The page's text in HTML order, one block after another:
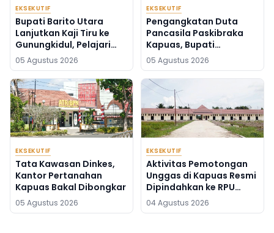
EKSEKUTIF
Bupati Barito Utara
Lanjutkan Kaji Tiru ke
Gunungkidul, Pelajari
Inovasi Pembangunan
Daerah
05 Agustus 2026
EKSEKUTIF
Pengangkatan Duta
Pancasila Paskibraka
Kapuas, Bupati
Tekankan Semangat
Kebangsaan
05 Agustus 2026
EKSEKUTIF
Tata Kawasan Dinkes,
Kantor Pertanahan
Kapuas Bakal Dibongkar
05 Agustus 2026
EKSEKUTIF
Aktivitas Pemotongan
Unggas di Kapuas Resmi
Dipindahkan ke RPU
Handel Paremas
04 Agustus 2026